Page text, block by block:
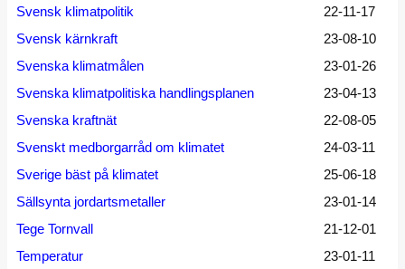
Svensk klimatpolitik
22-11-17
Svensk kärnkraft
23-08-10
Svenska klimatmålen
23-01-26
Svenska klimatpolitiska handlingsplanen
23-04-13
Svenska kraftnät
22-08-05
Svenskt medborgarråd om klimatet
24-03-11
Sverige bäst på klimatet
25-06-18
Sällsynta jordartsmetaller
23-01-14
Tege Tornvall
21-12-01
Temperatur
23-01-11